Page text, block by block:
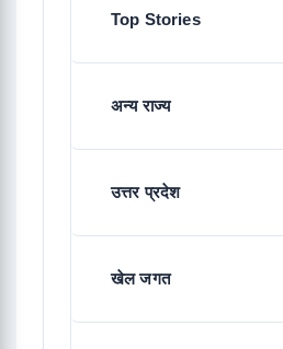
Top Stories
अन्य राज्य
उत्तर प्रदेश
खेल जगत